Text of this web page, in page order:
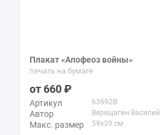
Плакат «Апофеоз войны»
печать на бумаге
660
Артикул 63692B
Автор Верещагин Василий
Макс. размер 59x39 см